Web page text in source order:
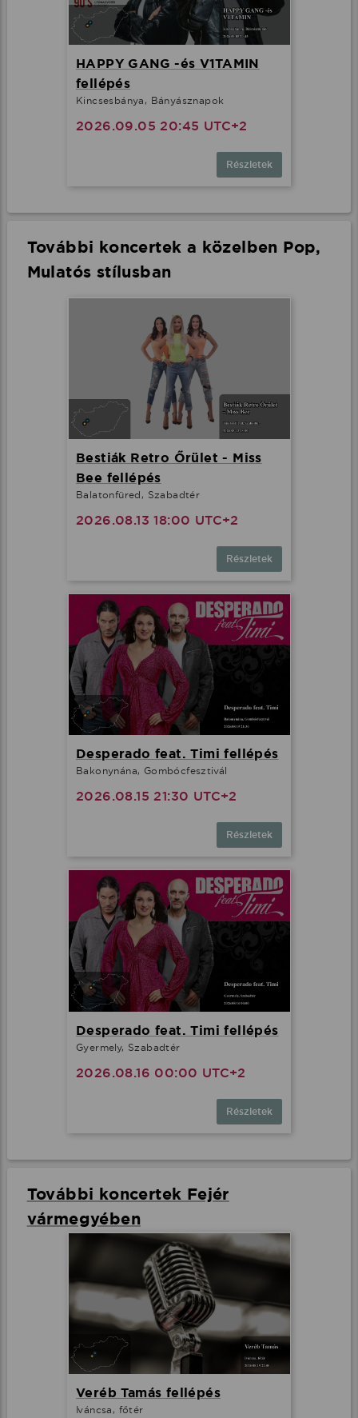
HAPPY GANG -és V1TAMIN
fellépés
Kincsesbánya, Bányásznapok
2026.09.05 20:45 UTC+2
Részletek
További koncertek a közelben Pop,
Mulatós stílusban
Bestiák Retro Őrület - Miss
Bee fellépés
Balatonfüred, Szabadtér
2026.08.13 18:00 UTC+2
Részletek
Desperado feat. Timi fellépés
Bakonynána, Gombócfesztivál
2026.08.15 21:30 UTC+2
Részletek
Desperado feat. Timi fellépés
Gyermely, Szabadtér
2026.08.16 00:00 UTC+2
Részletek
További koncertek Fejér
vármegyében
Veréb Tamás fellépés
Iváncsa, főtér